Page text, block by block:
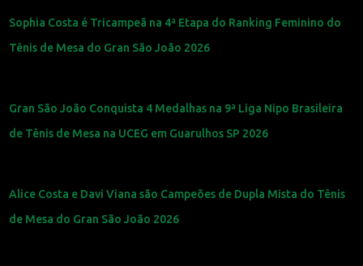
Sophia Costa é Tricampeã na 4ª Etapa do Ranking Feminino do
Tênis de Mesa do Gran São João 2026
Gran São João Conquista 4 Medalhas na 9ª Liga Nipo Brasileira
de Tênis de Mesa na UCEG em Guarulhos SP 2026
Alice Costa e Davi Viana são Campeões de Dupla Mista do Tênis
de Mesa do Gran São João 2026